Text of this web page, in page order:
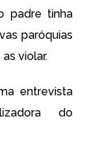
padre tinha
paróquias
violar.
entrevista
do